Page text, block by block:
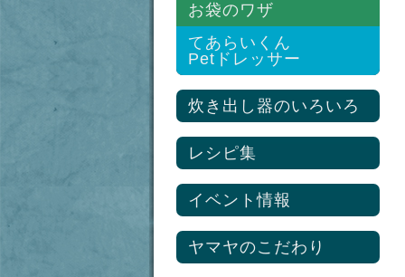
30型鍋
プロ調理用具セット
熱交換器
50型鍋
プロ調理用具セット
熱交換器
灯油バーナーセット
避難所設備システム
水道ポンプ
シャワールーム
ヘッダー・ペアパイプ
足元暖房システム
石油給湯ボイラー
お袋のワザ
てあらいくん
Petドレッサー
炊き出し器のいろいろ
レシピ集
イベント情報
ヤマヤのこだわり